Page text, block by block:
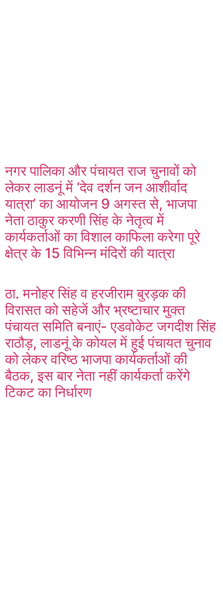
नगर पालिका और पंचायत राज चुनावों को
लेकर लाडनूं में ‘देव दर्शन जन आशीर्वाद
यात्रा’ का आयोजन 9 अगस्त से, भाजपा
नेता ठाकुर करणी सिंह के नेतृत्व में
कार्यकर्ताओं का विशाल काफिला करेगा पूरे
क्षेत्र के 15 विभिन्न मंदिरों की यात्रा
ठा. मनोहर सिंह व हरजीराम बुरड़क की
विरासत को सहेजें और भ्रष्टाचार मुक्त
पंचायत समिति बनाएं- एडवोकेट जगदीश सिंह
राठौड़, लाडनूं के कोयल में हुई पंचायत चुनाव
को लेकर वरिष्ठ भाजपा कार्यकर्ताओं की
बैठक, इस बार नेता नहीं कार्यकर्ता करेंगे
टिकट का निर्धारण